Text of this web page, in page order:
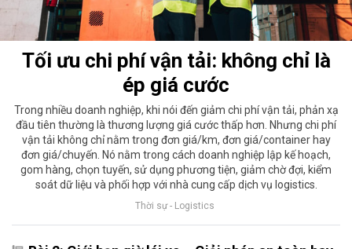
Tối ưu chi phí vận tải: không chỉ là
ép giá cước
Trong nhiều doanh nghiệp, khi nói đến giảm chi phí vận tải, phản xạ
đầu tiên thường là thương lượng giá cước thấp hơn. Nhưng chi phí
vận tải không chỉ nằm trong đơn giá/km, đơn giá/container hay
đơn giá/chuyến. Nó nằm trong cách doanh nghiệp lập kế hoạch,
gom hàng, chọn tuyến, sử dụng phương tiện, giảm chờ đợi, kiểm
soát dữ liệu và phối hợp với nhà cung cấp dịch vụ logistics.
Thời sự - Logistics